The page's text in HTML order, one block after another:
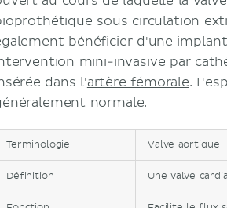
sous circulation
bénéficier d'une
mini-invasive par
dans l'artère fémorale.
normale.
Terminologie Valve aortique
Définition Une valve